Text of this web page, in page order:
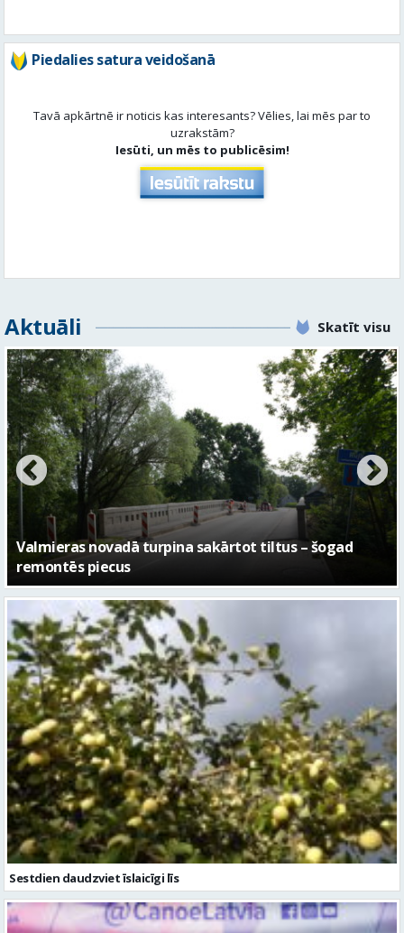
Piedalies satura veidošanā
Tavā apkārtnē ir noticis kas interesants? Vēlies, lai mēs par to
uzrakstām?
Iesūti, un mēs to publicēsim!
Aktuāli Skatīt visu
No pagaidu teātra līdz laikmetīgās kultūras centram
– kā attīstīsies “Kurtuve”
Sestdien daudzviet īslaicīgi līs